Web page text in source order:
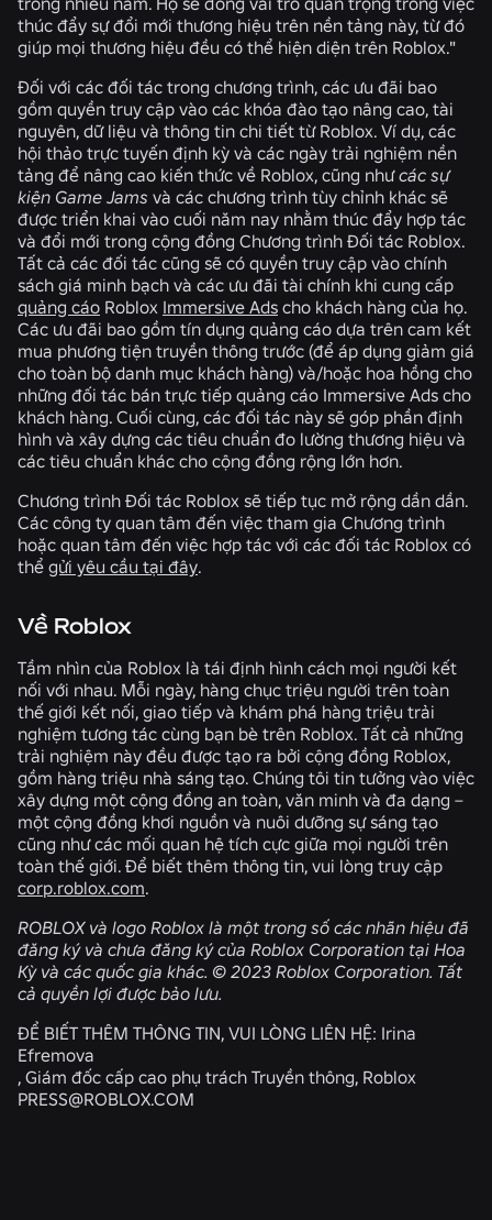
thúc đẩy sự đổi mới thương hiệu trên nền tảng này, từ đó
giúp mọi thương hiệu đều có thể hiện diện trên Roblox."
Đối với các đối tác trong chương trình, các ưu đãi bao
gồm quyền truy cập vào các khóa đào tạo nâng cao, tài
nguyên, dữ liệu và thông tin chi tiết từ Roblox. Ví dụ, các
hội thảo trực tuyến định kỳ và các ngày trải nghiệm nền
tảng để nâng cao kiến thức về Roblox, cũng nhưcác sự
kiện Game Jams và các chương trình tùy chỉnh khác sẽ
được triển khai vào cuối năm nay nhằm thúc đẩy hợp tác
và đổi mới trong cộng đồng Chương trình Đối tác Roblox.
Tất cả các đối tác cũng sẽ có quyền truy cập vào chính
sách giá minh bạch và các ưu đãi tài chính khi cung cấp
quảng cáo Roblox Immersive Ads cho khách hàng của họ.
Các ưu đãi bao gồm tín dụng quảng cáo dựa trên cam kết
mua phương tiện truyền thông trước (để áp dụng giảm giá
cho toàn bộ danh mục khách hàng) và/hoặc hoa hồng cho
những đối tác bán trực tiếp quảng cáo Immersive Ads cho
khách hàng. Cuối cùng, các đối tác này sẽ góp phần định
hình và xây dựng các tiêu chuẩn đo lường thương hiệu và
các tiêu chuẩn khác cho cộng đồng rộng lớn hơn.
Chương trình Đối tác Roblox sẽ tiếp tục mở rộng dần dần.
Các công ty quan tâm đến việc tham gia Chương trình
hoặc quan tâm đến việc hợp tác với các đối tác Roblox có
thể gửi yêu cầu tại đây.
Về Roblox
Tầm nhìn của Roblox là tái định hình cách mọi người kết
nối với nhau. Mỗi ngày, hàng chục triệu người trên toàn
thế giới kết nối, giao tiếp và khám phá hàng triệu trải
nghiệm tương tác cùng bạn bè trên Roblox. Tất cả những
trải nghiệm này đều được tạo ra bởi cộng đồng Roblox,
gồm hàng triệu nhà sáng tạo. Chúng tôi tin tưởng vào việc
xây dựng một cộng đồng an toàn, văn minh và đa dạng –
một cộng đồng khơi nguồn và nuôi dưỡng sự sáng tạo
cũng như các mối quan hệ tích cực giữa mọi người trên
toàn thế giới. Để biết thêm thông tin, vui lòng truy cập
corp.roblox.com.
ROBLOX và logo Roblox là một trong số các nhãn hiệu đã
đăng ký và chưa đăng ký của Roblox Corporation tại Hoa
Kỳ và các quốc gia khác. © 2023 Roblox Corporation. Tất
cả quyền lợi được bảo lưu.
ĐỂ BIẾT THÊM THÔNG TIN, VUI LÒNG LIÊN HỆ: Irina
Efremova
, Giám đốc cấp cao phụ trách Truyền thông, Roblox
PRESS@ROBLOX.COM